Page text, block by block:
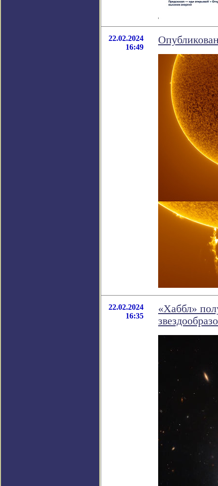
22.02.2024
16:49
22.02.2024
16:35
«Хаббл»